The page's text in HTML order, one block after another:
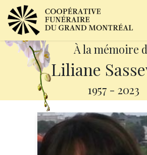
À la mémoire
Liliane
1957 - 2023